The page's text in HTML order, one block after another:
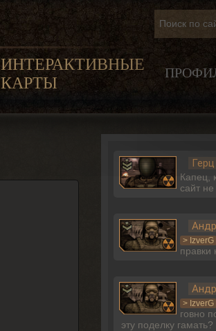
ИНТЕРАКТИВНЫЕ
КАРТЫ
Герц
Капец,
сайт
> IzverG
> IzverG
говно
эту поделку гамать?